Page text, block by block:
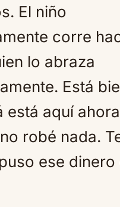
El niño
corre
lo abraza
Está
está aquí
robé nada.
ese dinero